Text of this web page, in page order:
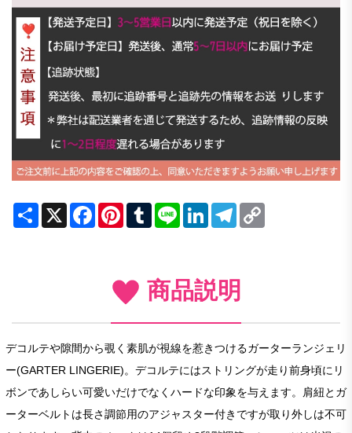
Share X FacebookPinterestTumblrLine LinkedInTelegram
商品説明
デコルテや隙間から覗く素肌が視線を惹きつけるガーターランジェリ
ー(GARTER LINGERIE)。デコルテにはストリングが走り前身頃にリ
ボンであしらい可愛いだけでなくハードな印象を与えます。肩紐とガ
ーターベルトは長さ調節用のアジャスター付きですが取り外しは不可